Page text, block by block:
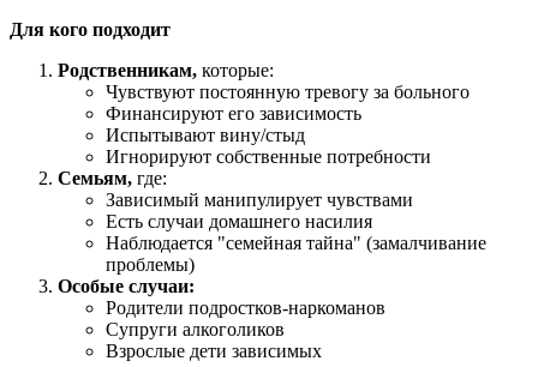
Для кого подходит
Родственникам, которые:
Чувствуют постоянную тревогу за больного
Финансируют его зависимость
Испытывают вину/стыд
Игнорируют собственные потребности
Семьям, где:
Зависимый манипулирует чувствами
Есть случаи домашнего насилия
Наблюдается "семейная тайна" (замалчивание
проблемы)
Особые случаи:
Родители подростков-наркоманов
Супруги алкоголиков
Взрослые дети зависимых